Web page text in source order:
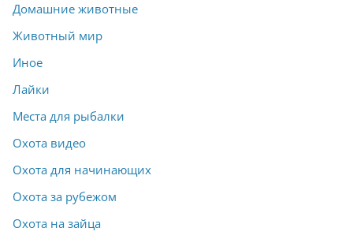
Домашние животные
Животный мир
Иное
Лайки
Места для рыбалки
Охота видео
Охота для начинающих
Охота за рубежом
Охота на зайца